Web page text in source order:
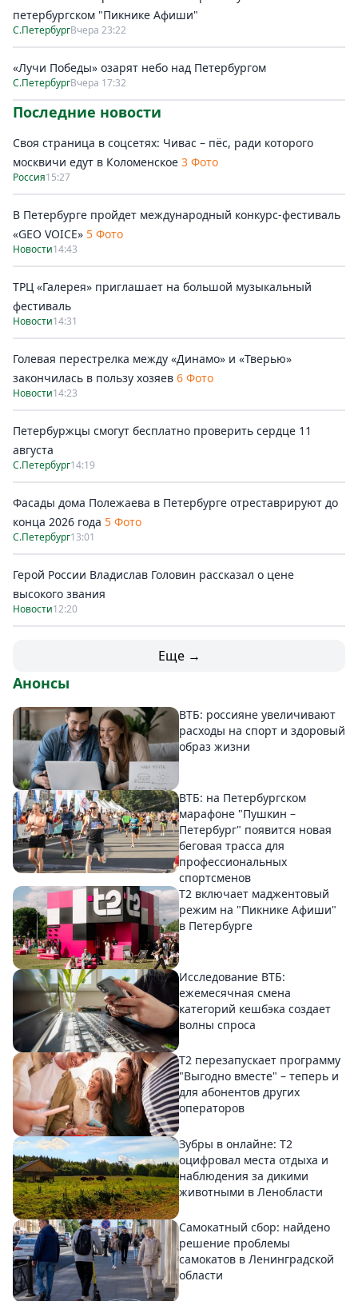
петербургском "Пикнике Афиши"
С.ПетербургВчера 23:22
«Лучи Победы» озарят небо над Петербургом
С.ПетербургВчера 17:32
Последние новости
Своя страница в соцсетях: Чивас – пёс, ради которого
москвичи едут в Коломенское 3 Фото
Россия15:27
В Петербурге пройдет международный конкурс-фестиваль
«GEO VOICE» 5 Фото
Новости14:43
ТРЦ «Галерея» приглашает на большой музыкальный
фестиваль
Новости14:31
Голевая перестрелка между «Динамо» и «Тверью»
закончилась в пользу хозяев 6 Фото
Новости14:23
Петербуржцы смогут бесплатно проверить сердце 11
августа
С.Петербург14:19
Фасады дома Полежаева в Петербурге отреставрируют до
конца 2026 года 5 Фото
С.Петербург13:01
Герой России Владислав Головин рассказал о цене
высокого звания
Новости12:20
Еще →
Анонсы
ВТБ: россияне увеличивают
расходы на спорт и здоровый
образ жизни
ВТБ: на Петербургском
марафоне "Пушкин –
Петербург" появится новая
беговая трасса для
профессиональных
спортсменов
Т2 включает маджентовый
режим на "Пикнике Афиши"
в Петербурге
Исследование ВТБ:
ежемесячная смена
категорий кешбэка создает
волны спроса
Т2 перезапускает программу
"Выгодно вместе" – теперь и
для абонентов других
операторов
Зубры в онлайне: Т2
оцифровал места отдыха и
наблюдения за дикими
животными в Ленобласти
Самокатный сбор: найдено
решение проблемы
самокатов в Ленинградской
области